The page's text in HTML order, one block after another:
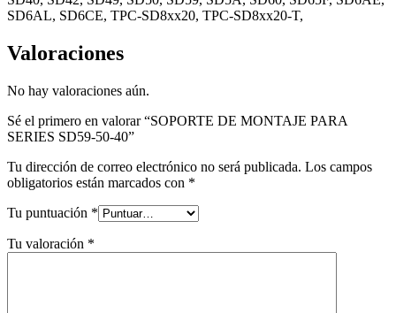
SD6AL, SD6CE, TPC-SD8xx20, TPC-SD8xx20-T,
Valoraciones
No hay valoraciones aún.
Sé el primero en valorar “SOPORTE DE MONTAJE PARA
SERIES SD59-50-40”
Tu dirección de correo electrónico no será publicada. Los campos
obligatorios están marcados con *
Tu puntuación *
Tu valoración *